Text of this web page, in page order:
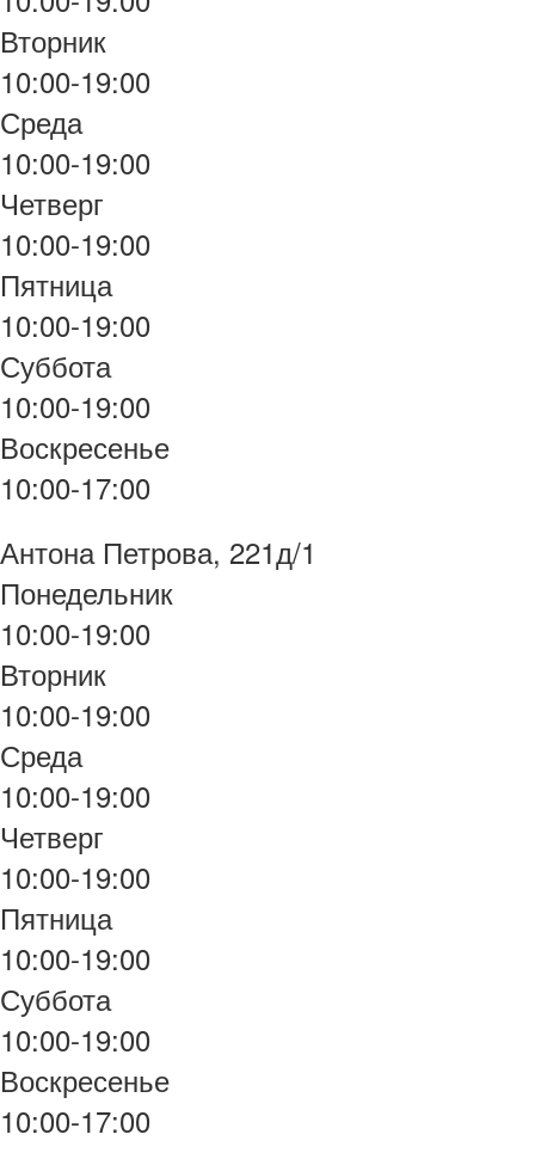
Вторник
10:00-19:00
Среда
10:00-19:00
Четверг
10:00-19:00
Пятница
10:00-19:00
Суббота
10:00-19:00
Воскресенье
10:00-17:00
Антона Петрова, 221д/1
Понедельник
10:00-19:00
Вторник
10:00-19:00
Среда
10:00-19:00
Четверг
10:00-19:00
Пятница
10:00-19:00
Суббота
10:00-19:00
Воскресенье
10:00-17:00